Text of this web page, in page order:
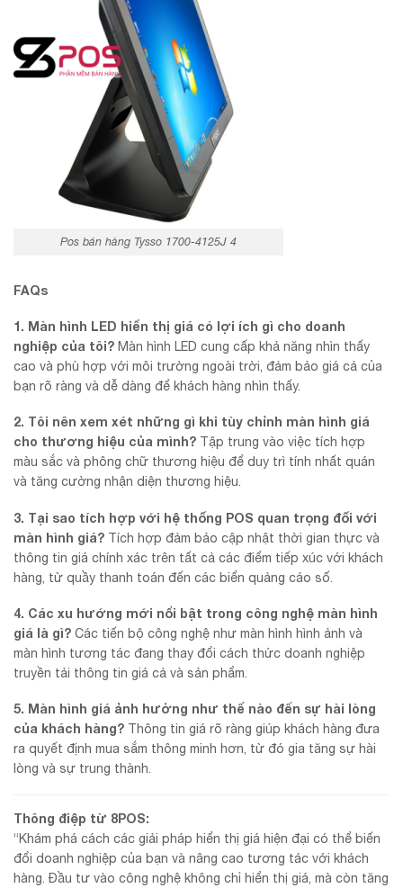
Pos bán hàng Tysso 1700-4125J 4
FAQs
1. Màn hình LED hiển thị giá có lợi ích gì cho doanh
nghiệp của tôi? Màn hình LED cung cấp khả năng nhìn thấy
cao và phù hợp với môi trường ngoài trời, đảm bảo giá cả của
bạn rõ ràng và dễ dàng để khách hàng nhìn thấy.
2. Tôi nên xem xét những gì khi tùy chỉnh màn hình giá
cho thương hiệu của mình? Tập trung vào việc tích hợp
màu sắc và phông chữ thương hiệu để duy trì tính nhất quán
và tăng cường nhận diện thương hiệu.
3. Tại sao tích hợp với hệ thống POS quan trọng đối với
màn hình giá? Tích hợp đảm bảo cập nhật thời gian thực và
thông tin giá chính xác trên tất cả các điểm tiếp xúc với khách
hàng, từ quầy thanh toán đến các biển quảng cáo số.
4. Các xu hướng mới nổi bật trong công nghệ màn hình
giá là gì? Các tiến bộ công nghệ như màn hình hình ảnh và
màn hình tương tác đang thay đổi cách thức doanh nghiệp
truyền tải thông tin giá cả và sản phẩm.
5. Màn hình giá ảnh hưởng như thế nào đến sự hài lòng
của khách hàng? Thông tin giá rõ ràng giúp khách hàng đưa
ra quyết định mua sắm thông minh hơn, từ đó gia tăng sự hài
lòng và sự trung thành.
Thông điệp từ 8POS:
“Khám phá cách các giải pháp hiển thị giá hiện đại có thể biến
đổi doanh nghiệp của bạn và nâng cao tương tác với khách
hàng. Đầu tư vào công nghệ không chỉ hiển thị giá, mà còn tăng